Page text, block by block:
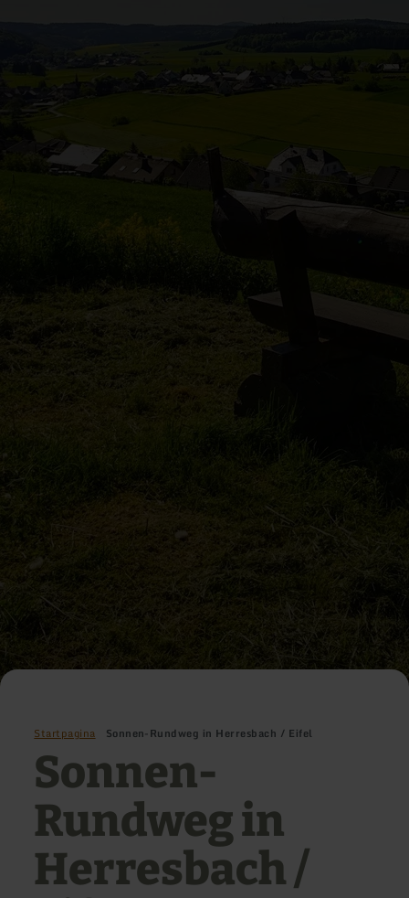
Startpagina Sonnen-Rundweg in Herresbach / Eifel
Sonnen-
Rundweg in
Herresbach /